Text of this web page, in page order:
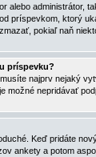
alebo administrátor,
príspevkom, ktorý
pokiaľ naň
príspevku?
najprv nejaký
možné nepridávať
Keď pridáte
ankety a potom